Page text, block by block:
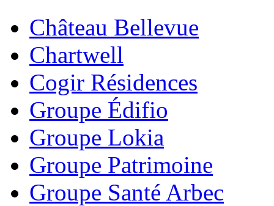
Château Bellevue
Chartwell
Cogir Résidences
Groupe Édifio
Groupe Lokia
Groupe Patrimoine
Groupe Santé Arbec